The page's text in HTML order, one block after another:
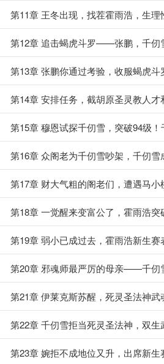
第11章 王冬出现，找茬霍雨浩，生理
第12章 追击蝎虎斗罗——张鹏，千仞
第13章 张鹏你通过考验，收服蝎虎斗
第14章 安排任务，截胡原圣灵教人
第15章 穆恩试探千仞雪，突破94级
赏
第16章 众阁老为千仞雪吵架，千仞
第17章 财大气粗的阁老们，遭遇马
第18章 一觉醒来变富公了，霍雨浩突
第19章 弱小已成过去，霍雨浩新生赛
第20章 邪魂师最严厉的母亲——千仞
第21章 伊莱克斯苏醒，死灵圣法神
力
第22章 千仞雪拒当死灵圣法神，双
定千仞雪
第23章 婉拒不成地位又升，出席新